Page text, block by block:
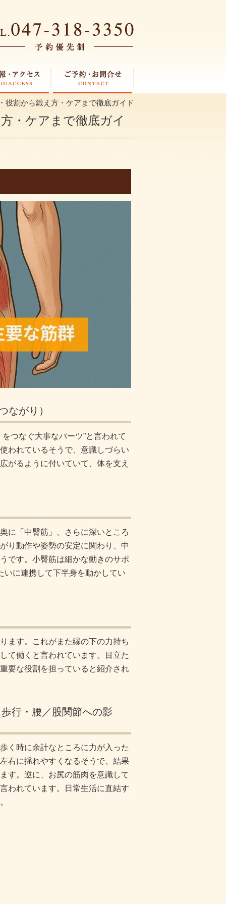
役割から鍛え方・ケアまで徹底ガイド
・ケアまで徹底ガイ
ながり）
つなぐ大事なパーツ”と言われて
われているそうで、意識しづらい
がるように付いていて、体を支え
に「中臀筋」、さらに深いところ
り動作や姿勢の安定に関わり、中
です。小臀筋は細かな動きのサポ
に連携して下半身を動かしてい
ます。これがまた縁の下の力持ち
て働くと言われています。目立た
要な役割を担っていると紹介され
行・腰／股関節への影
く時に余計なところに力が入った
右に揺れやすくなるそうで、結果
す。逆に、お尻の筋肉を意識して
われています。日常生活に直結す